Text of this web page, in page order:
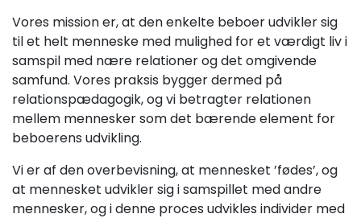
Vores mission er, at den enkelte beboer udvikler sig
til et helt menneske med mulighed for et værdigt liv i
samspil med nære relationer og det omgivende
samfund. Vores praksis bygger dermed på
relationspædagogik, og vi betragter relationen
mellem mennesker som det bærende element for
beboerens udvikling.
Vi er af den overbevisning, at mennesket ’fødes’, og
at mennesket udvikler sig i samspillet med andre
mennesker, og i denne proces udvikles individer med